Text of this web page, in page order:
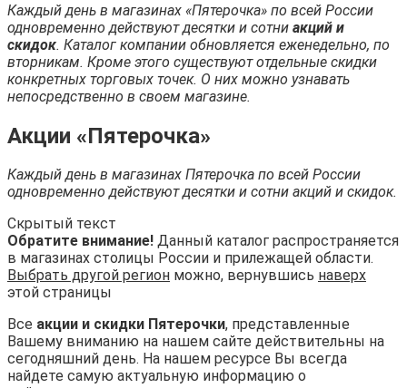
Каждый день в магазинах «Пятерочка» по всей России
одновременно действуют десятки и сотни акций и
скидок. Каталог компании обновляется еженедельно, по
вторникам. Кроме этого существуют отдельные скидки
конкретных торговых точек. О них можно узнавать
непосредственно в своем магазине.
Акции «Пятерочка»
Каждый день в магазинах Пятерочка по всей России
одновременно действуют десятки и сотни акций и скидок.
Скрытый текст
Обратите внимание! Данный каталог распространяется
в магазинах столицы России и прилежащей области.
Выбрать другой регион можно, вернувшись наверх
этой страницы
Все акции и скидки Пятерочки, представленные
Вашему вниманию на нашем сайте действительны на
сегодняшний день. На нашем ресурсе Вы всегда
найдете самую актуальную информацию о